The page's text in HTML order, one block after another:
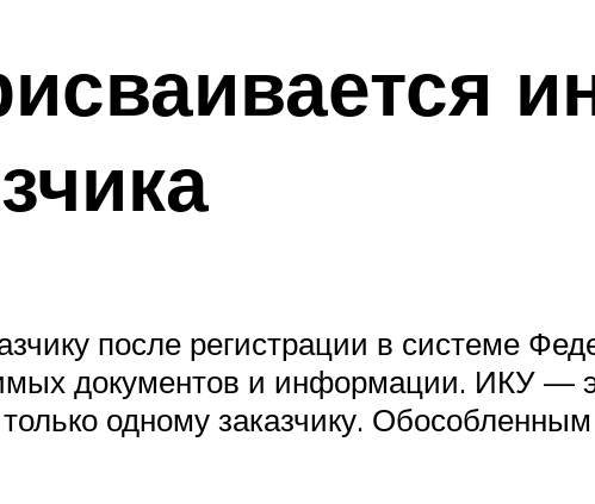
после регистрации в системе
документов и информации. ИКУ —
одному заказчику.